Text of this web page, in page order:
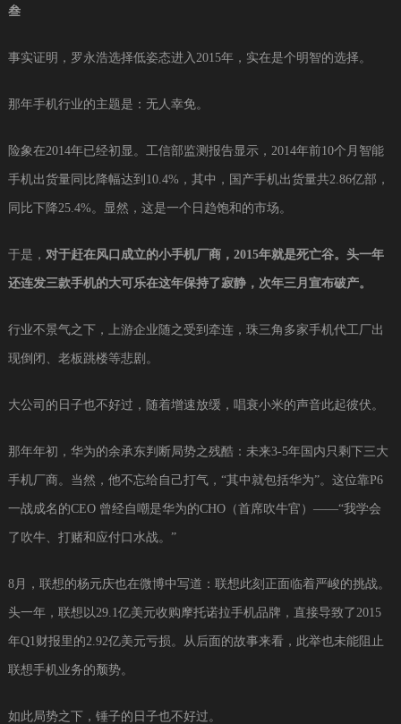
叁
事实证明，罗永浩选择低姿态进入2015年，实在是个明智的选择。
那年手机行业的主题是：无人幸免。
险象在2014年已经初显。工信部监测报告显示，2014年前10个月智能
手机出货量同比降幅达到10.4%，其中，国产手机出货量共2.86亿部，
同比下降25.4%。显然，这是一个日趋饱和的市场。
于是， 对于赶在风口成立的小手机厂商，2015年就是死亡谷。头一年
还连发三款手机的大可乐在这年保持了寂静，次年三月宣布破产。
行业不景气之下，上游企业随之受到牵连，珠三角多家手机代工厂出
现倒闭、老板跳楼等悲剧。
大公司的日子也不好过，随着增速放缓，唱衰小米的声音此起彼伏。
那年年初，华为的余承东判断局势之残酷：未来3-5年国内只剩下三大
手机厂商。当然，他不忘给自己打气，“其中就包括华为”。这位靠P6
一战成名的CEO 曾经自嘲是华为的CHO（首席吹牛官）——“我学会
了吹牛、打赌和应付口水战。”
8月，联想的杨元庆也在微博中写道：联想此刻正面临着严峻的挑战。
头一年，联想以29.1亿美元收购摩托诺拉手机品牌，直接导致了2015
年Q1财报里的2.92亿美元亏损。从后面的故事来看，此举也未能阻止
联想手机业务的颓势。
如此局势之下，锤子的日子也不好过。